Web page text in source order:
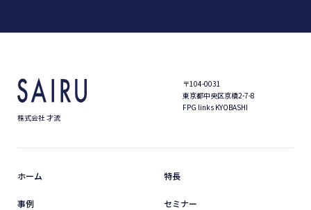
株式会社 才流
〒104-0031
東京都中央区京橋2-7-8
FPG links KYOBASHI
ホーム 特長
事例 セミナー